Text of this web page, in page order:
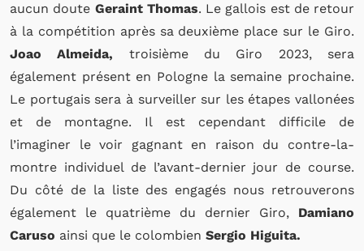
aucun doute Geraint Thomas. Le gallois est de retour
à la compétition après sa deuxième place sur le Giro.
Joao Almeida, troisième du Giro 2023, sera
également présent en Pologne la semaine prochaine.
Le portugais sera à surveiller sur les étapes vallonées
et de montagne. Il est cependant difficile de
l’imaginer le voir gagnant en raison du contre-la-
montre individuel de l’avant-dernier jour de course.
Du côté de la liste des engagés nous retrouverons
également le quatrième du dernier Giro, Damiano
Caruso ainsi que le colombien Sergio Higuita.